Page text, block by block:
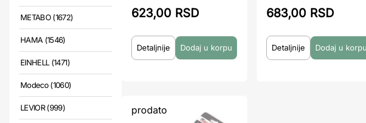
METABO (1672)
HAMA (1546)
EINHELL (1471)
Modeco (1060)
LEVIOR (999)
623,00 RSD
Detaljnije
683,00 RSD
Detaljnije
prodato